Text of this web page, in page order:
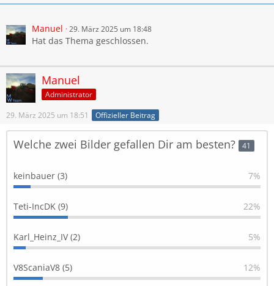
Manuel 29. März 2025 um 18:48
Hat das Thema geschlossen.
Manuel
Administrator
29. März 2025 um 18:51 Offizieller Beitrag
Welche zwei Bilder gefallen Dir am besten? 41
keinbauer (3) 7%
Teti-IncDK (9) 22%
Karl_Heinz_IV (2) 5%
V8ScaniaV8 (5) 12%